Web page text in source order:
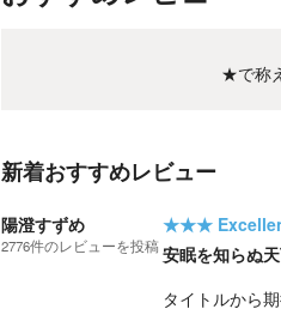
★で称
新着おすすめレビュー
陽澄すずめ
2776件のレビューを投稿
★★★
安眠を知らぬ
タイトルから